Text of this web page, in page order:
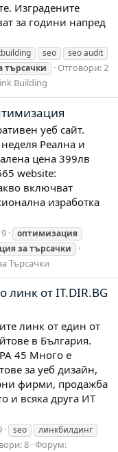
Изградените
за години напред
seo
seo audit
търсачки
Отговори: 2
Building
уеб сайт.
Реална и
цена 399лв
website:
включват
изработка
оптимизация
затърсачки
Търсачки
от IT.DIR.BG
линк от един от
в България.
45 Много е
за уеб дизайн,
фирми, продажба
и всяка друга ИТ
seo
линкбилдинг
8 Форум: